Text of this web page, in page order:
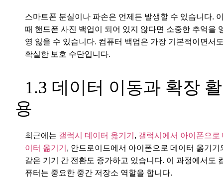
스마트폰 분실이나 파손은 언제든 발생할 수 있습니다.
때 핸드폰 사진 백업이 되어 있지 않다면 소중한 추억을
영 잃을 수 있습니다. 컴퓨터 백업은 가장 기본적이면서
확실한 보호 수단입니다.
1.3 데이터 이동과 확장 활
용
최근에는 갤럭시 데이터 옮기기 , 갤럭시에서 아이폰으로
이터 옮기기 , 안드로이드에서 아이폰으로 데이터 옮기기
같은 기기 간 전환도 증가하고 있습니다. 이 과정에서도
퓨터는 중요한 중간 저장소 역할을 합니다.